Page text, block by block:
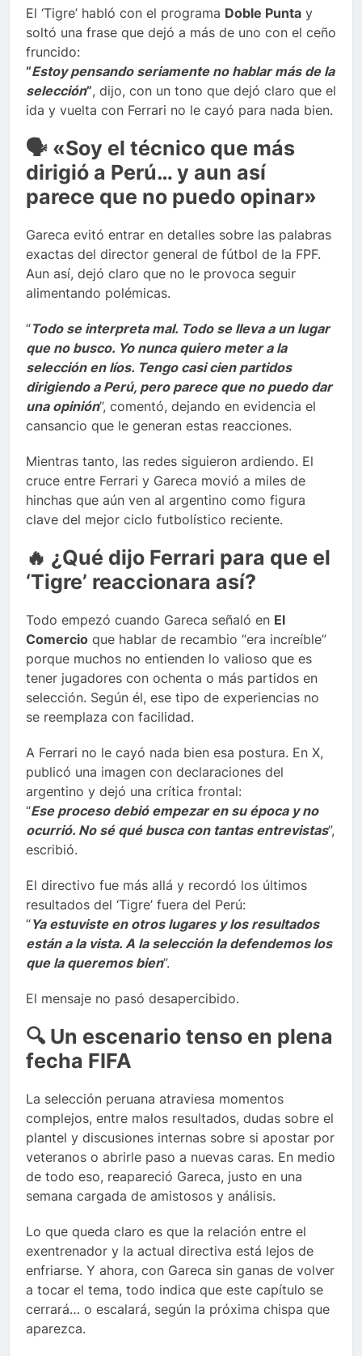
El ‘Tigre’ habló con el programa Doble Punta y
soltó una frase que dejó a más de uno con el ceño
fruncido:
“Estoy pensando seriamente no hablar más de la
selección”, dijo, con un tono que dejó claro que el
ida y vuelta con Ferrari no le cayó para nada bien.
🗣️ «Soy el técnico que más
dirigió a Perú… y aun así
parece que no puedo opinar»
Gareca evitó entrar en detalles sobre las palabras
exactas del director general de fútbol de la FPF.
Aun así, dejó claro que no le provoca seguir
alimentando polémicas.
“Todo se interpreta mal. Todo se lleva a un lugar
que no busco. Yo nunca quiero meter a la
selección en líos. Tengo casi cien partidos
dirigiendo a Perú, pero parece que no puedo dar
una opinión”, comentó, dejando en evidencia el
cansancio que le generan estas reacciones.
Mientras tanto, las redes siguieron ardiendo. El
cruce entre Ferrari y Gareca movió a miles de
hinchas que aún ven al argentino como figura
clave del mejor ciclo futbolístico reciente.
🔥 ¿Qué dijo Ferrari para que el
‘Tigre’ reaccionara así?
Todo empezó cuando Gareca señaló en El
Comercio que hablar de recambio “era increíble”
porque muchos no entienden lo valioso que es
tener jugadores con ochenta o más partidos en
selección. Según él, ese tipo de experiencias no
se reemplaza con facilidad.
A Ferrari no le cayó nada bien esa postura. En X,
publicó una imagen con declaraciones del
argentino y dejó una crítica frontal:
“Ese proceso debió empezar en su época y no
ocurrió. No sé qué busca con tantas entrevistas”,
escribió.
El directivo fue más allá y recordó los últimos
resultados del ‘Tigre’ fuera del Perú:
“Ya estuviste en otros lugares y los resultados
están a la vista. A la selección la defendemos los
que la queremos bien”.
El mensaje no pasó desapercibido.
🔍 Un escenario tenso en plena
fecha FIFA
La selección peruana atraviesa momentos
complejos, entre malos resultados, dudas sobre el
plantel y discusiones internas sobre si apostar por
veteranos o abrirle paso a nuevas caras. En medio
de todo eso, reapareció Gareca, justo en una
semana cargada de amistosos y análisis.
Lo que queda claro es que la relación entre el
exentrenador y la actual directiva está lejos de
enfriarse. Y ahora, con Gareca sin ganas de volver
a tocar el tema, todo indica que este capítulo se
cerrará… o escalará, según la próxima chispa que
aparezca.